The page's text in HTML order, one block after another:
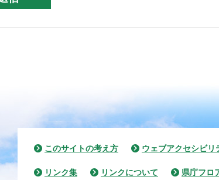
このサイトの考え方 ウェブアクセシビリ
リンク集 リンクについて 県庁フロ